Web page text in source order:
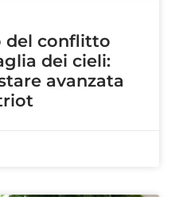
del conflitto
dei cieli:
avanzata